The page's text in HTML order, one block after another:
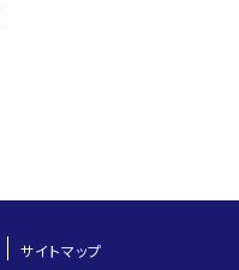
サイトマップ